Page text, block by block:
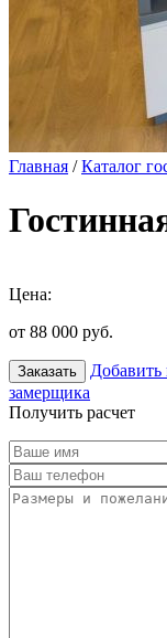
Главная /Каталог
Цена:
от 88 000 руб.
Заказать Добавить
замерщика
Получить расчет